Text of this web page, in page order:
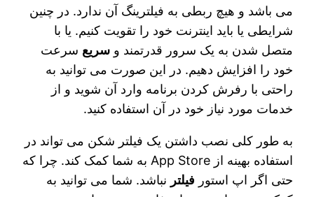
می باشد و هیچ ربطی به فیلترینگ آن ندارد. در چنین
شرایطی یا باید اینترنت خود را تقویت کنیم. یا با
متصل شدن به یک سرور قدرتمند وسریع سرعت
خود را افزایش دهیم. در این صورت می‌ توانید به
راحتی با رفرش کردن برنامه وارد آن شوید و از
خدمات مورد نیاز خود در آن استفاده کنید.
به طور کلی نصب داشتن یک فیلتر شکن می‌ تواند در
استفاده بهینه از App Store به شما کمک کند. چرا که
حتی اگر اپ استور فیلتر نباشد. شما می‌ توانید به